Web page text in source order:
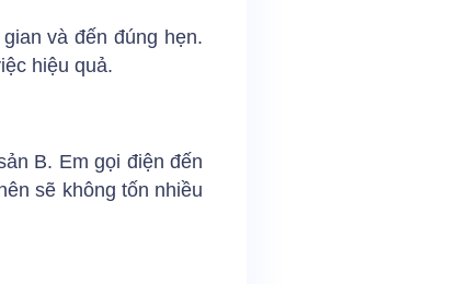
và đến đúng hẹn.
hiệu quả.
B. Em gọi điện đến
sẽ không tốn nhiều